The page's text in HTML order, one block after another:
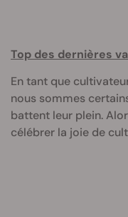
Top des dernières
En tant que
nous sommes
battent leur plein.
célébrer la joie de